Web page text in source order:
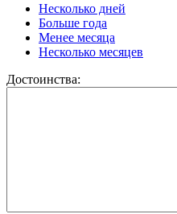
Несколько дней
Больше года
Менее месяца
Несколько месяцев
Достоинства: